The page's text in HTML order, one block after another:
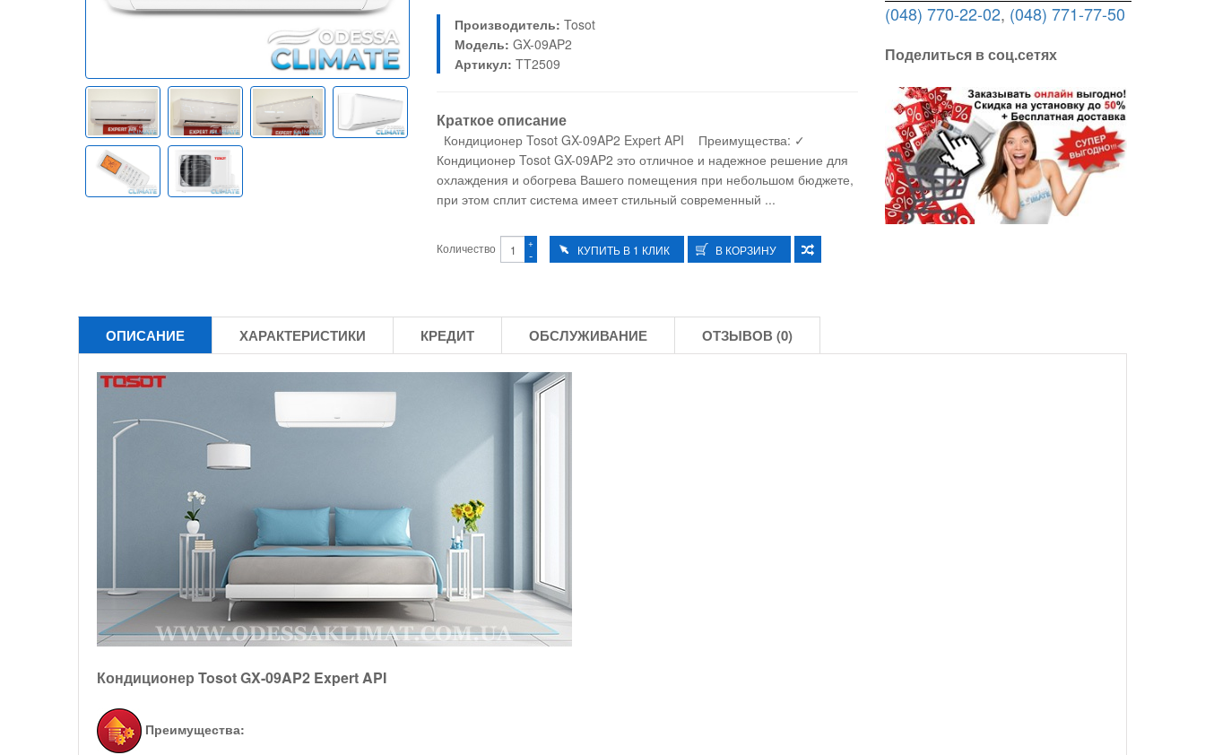
Производитель: Tosot
Модель: GX-09AP2
Артикул: TT2509
Краткое описание
Кондиционер Tosot GX-09AP2 Expert API Преимущества: ✓
Кондиционер Tosot GX-09AP2 это отличное и надежное решение для
охлаждения и обогрева Вашего помещения при небольшом бюджете,
при этом сплит система имеет стильный современный ...
Количество -
+
(048) 770-22-02, (048) 771-77-50
Поделиться в соц.сетях
ОПИСАНИЕ ХАРАКТЕРИСТИКИ КРЕДИТ ОБСЛУЖИВАНИЕ ОТЗЫВОВ (0)
Кондиционер Tosot GX-09AP2 Expert API
Преимущества: